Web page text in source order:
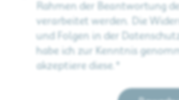
Rahmen der Beantwortung
verarbeitet werden. Die
und Folgen in der
habe ich zur Kenntnis
akzeptiere diese.*